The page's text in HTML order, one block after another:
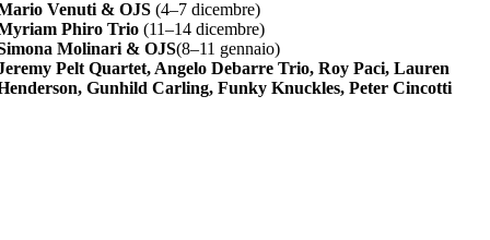
Venuti & OJS (4–7 dicembre)
Phiro Trio (11–14 dicembre)
Molinari & OJS(8–11 gennaio)
Pelt Quartet, Angelo Debarre Trio, Roy Paci, Lauren
Gunhild Carling, Funky Knuckles, Peter Cincotti